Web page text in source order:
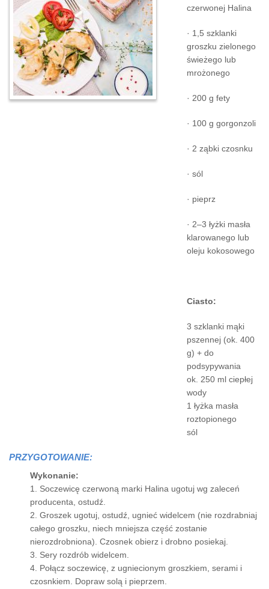
czerwonej Halina
· 1,5 szklanki
groszku zielonego
świeżego lub
mrożonego
· 200 g fety
· 100 g gorgonzoli
· 2 ząbki czosnku
· sól
· pieprz
· 2–3 łyżki masła
klarowanego lub
oleju kokosowego
Ciasto:
3 szklanki mąki
pszennej (ok. 400
g) + do
podsypywania
ok. 250 ml ciepłej
wody
1 łyżka masła
roztopionego
sól
PRZYGOTOWANIE:
Wykonanie:
1. Soczewicę czerwoną marki Halina ugotuj wg zaleceń
producenta, ostudź.
2. Groszek ugotuj, ostudź, ugnieć widelcem (nie rozdrabniaj
całego groszku, niech mniejsza część zostanie
nierozdrobniona). Czosnek obierz i drobno posiekaj.
3. Sery rozdrób widelcem.
4. Połącz soczewicę, z ugniecionym groszkiem, serami i
czosnkiem. Dopraw solą i pieprzem.